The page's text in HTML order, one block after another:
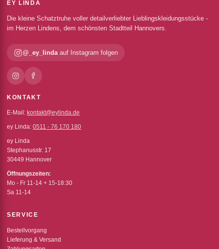
EY LINDA
Die kleine Schatztruhe voller detailverliebter Lieblingskleidungsstücke -
im Herzen Lindens, dem schönsten Stadtteil Hannovers.
@_ey_lindaauf Instagram folgen
KONTAKT
E-Mail: kontakt@eylinda.de
ey Linda: 0511 - 76 170 180
ey Linda
Stephanusstr. 17
30449 Hannover
Öffnungszeiten:
Mo - Fr 11-14 + 15-18:30
Sa 11-14
SERVICE
Bestellvorgang
Lieferung & Versand